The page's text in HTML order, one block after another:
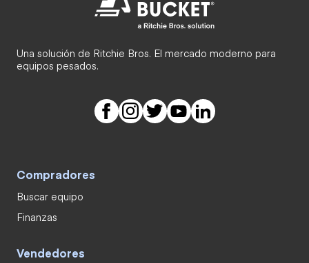
Una solución de Ritchie Bros. El mercado moderno para
equipos pesados.
Compradores
Buscar equipo
Finanzas
Vendedores